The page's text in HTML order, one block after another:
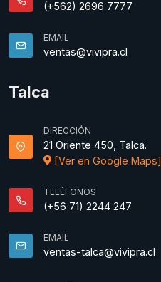
(+562) 2696 7777
EMAIL
ventas@vivipra.cl
Talca
DIRECCIÓN
21 Oriente 450, Talca.
[Ver en Google Maps]
TELÉFONOS
(+56 71) 2244 247
EMAIL
ventas-talca@vivipra.cl